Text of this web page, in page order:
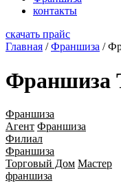
контакты
скачать прайс
Главная / Франшиза /
Франшиза
Франшиза
Агент Франшиза
Филиал
Франшиза
Торговый Дом Мастер
франшиза